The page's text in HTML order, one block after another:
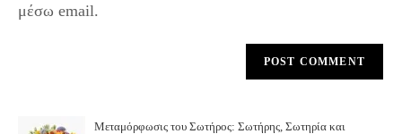
μέσω email.
Μεταμόρφωσις του Σωτήρος: Σωτήρης, Σωτηρία και